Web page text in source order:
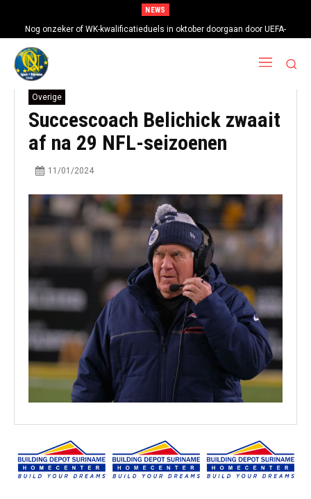
NEWS
Nog onzeker of WK-kwalificatieduels in oktober doorgaan door UEFA-
boycot
Overige
Succescoach Belichick zwaait
af na 29 NFL-seizoenen
11/01/2024